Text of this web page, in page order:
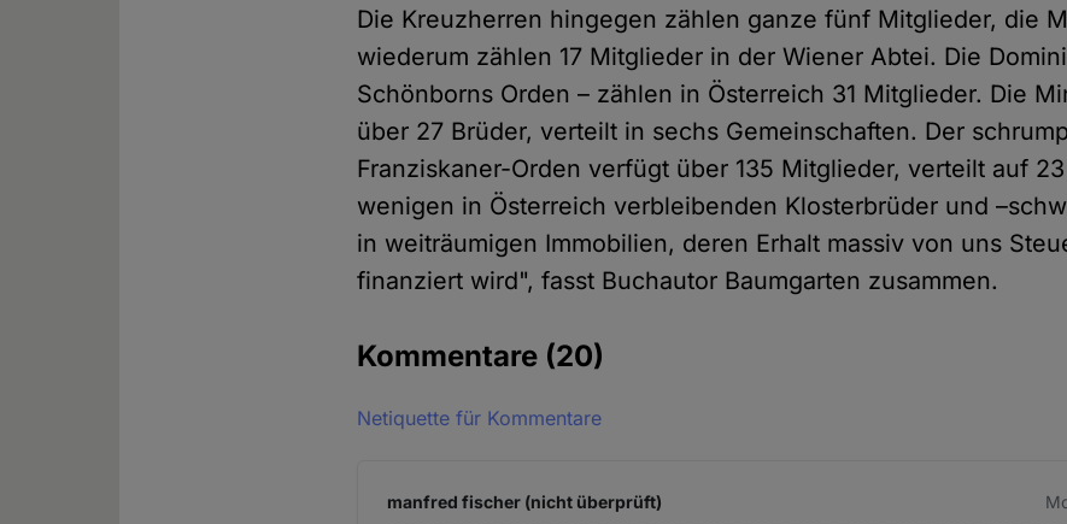
Die Kreuzherren hingegen zählen ganze fünf Mitglieder, die
wiederum zählen 17 Mitglieder in der Wiener Abtei. Die
Schönborns Orden – zählen in Österreich 31 Mitglieder. Die
über 27 Brüder, verteilt in sechs Gemeinschaften. Der
Franziskaner-Orden verfügt über 135 Mitglieder, verteilt auf
wenigen in Österreich verbleibenden Klosterbrüder und
in weiträumigen Immobilien, deren Erhalt massiv von uns
finanziert wird", fasst Buchautor Baumgarten zusammen.
Kommentare (20)
Netiquette für Kommentare
manfred fischer (nicht überprüft)